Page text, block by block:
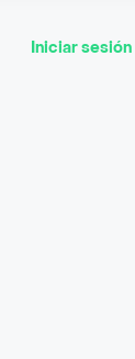
Iniciar sesión